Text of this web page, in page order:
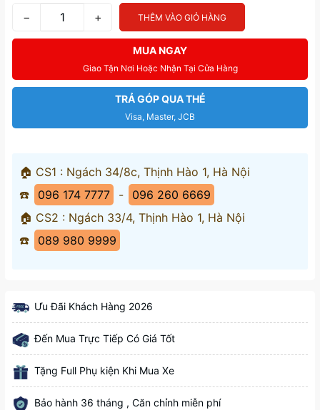
− + THÊM VÀO GIỎ HÀNG
MUA NGAY
Giao Tận Nơi Hoặc Nhận Tại Cửa Hàng
TRẢ GÓP QUA THẺ
Visa, Master, JCB
🏠 CS1 : Ngách 34/8c, Thịnh Hào 1, Hà Nội
☎️
096 174 7777 -
096 260 6669
🏠 CS2 : Ngách 33/4, Thịnh Hào 1, Hà Nội
☎️
089 980 9999
Ưu Đãi Khách Hàng 2026
Đến Mua Trực Tiếp Có Giá Tốt
Tặng Full Phụ kiện Khi Mua Xe
Bảo hành 36 tháng , Căn chỉnh miễn phí